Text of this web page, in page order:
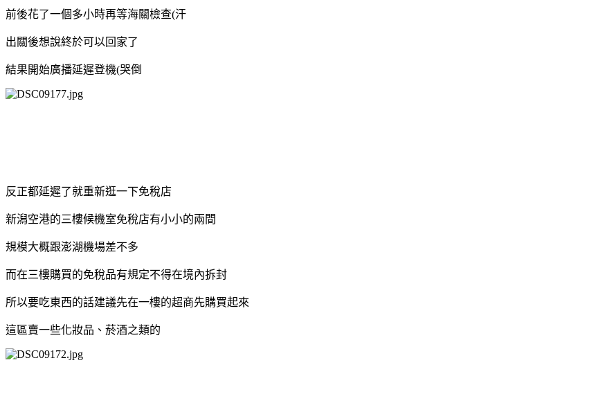
前後花了一個多小時再等海關檢查(汗
出關後想說終於可以回家了
結果開始廣播延遲登機(哭倒
反正都延遲了就重新逛一下免稅店
新潟空港的三樓候機室免稅店有小小的兩間
規模大概跟澎湖機場差不多
而在三樓購買的免稅品有規定不得在境內拆封
所以要吃東西的話建議先在一樓的超商先購買起來
這區賣一些化妝品、菸酒之類的